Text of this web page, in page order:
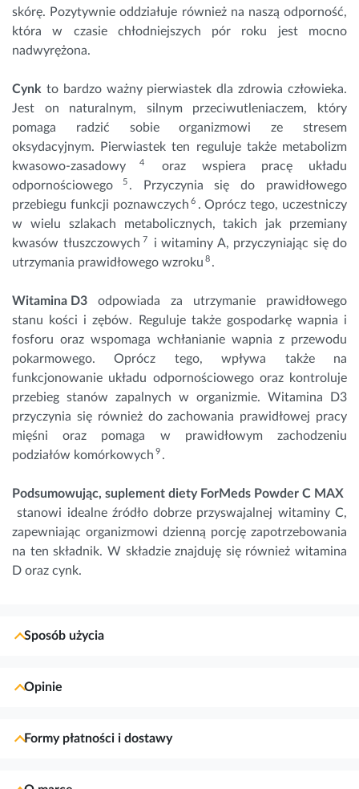
skórę. Pozytywnie oddziałuje również na naszą odporność,
która w czasie chłodniejszych pór roku jest mocno
nadwyrężona.
Cynk to bardzo ważny pierwiastek dla zdrowia człowieka.
Jest on naturalnym, silnym przeciwutleniaczem, który
pomaga radzić sobie organizmowi ze stresem
oksydacyjnym. Pierwiastek ten reguluje także metabolizm
kwasowo-zasadowy4
oraz wspiera pracę układu
odpornościowego5 . Przyczynia się do prawidłowego
przebiegu funkcji poznawczych6 . Oprócz tego, uczestniczy
w wielu szlakach metabolicznych, takich jak przemiany
kwasów tłuszczowych7 i witaminy A, przyczyniając się do
utrzymania prawidłowego wzroku8 .
Witamina D3 odpowiada za utrzymanie prawidłowego
stanu kości i zębów. Reguluje także gospodarkę wapnia i
fosforu oraz wspomaga wchłanianie wapnia z przewodu
pokarmowego. Oprócz tego, wpływa także na
funkcjonowanie układu odpornościowego oraz kontroluje
przebieg stanów zapalnych w organizmie. Witamina D3
przyczynia się również do zachowania prawidłowej pracy
mięśni oraz pomaga w prawidłowym zachodzeniu
podziałów komórkowych9 .
Podsumowując, suplement diety ForMeds Powder C MAX
stanowi idealne źródło dobrze przyswajalnej witaminy C,
zapewniając organizmowi dzienną porcję zapotrzebowania
na ten składnik. W składzie znajduję się również witamina
D oraz cynk.
Sposób użycia
Opinie
Formy płatności i dostawy